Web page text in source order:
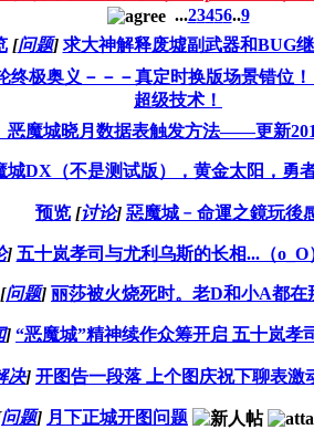
...23456..9
[问题] 求大神解释废墟副武器和BUG
终极奥义－－－真定时换版场景错位
超级技术！
恶魔城晓月数据表触发方法——更新
城DX（不是测试版），黄金太阳，勇
预览 [讨论] 惡魔城﹣命運之鏡玩後
] 五十岚孝司与尤利乌斯的长相...（o_O
[问题] 丽莎被火烧死时。老D和小A都在
] “恶魔城”精神续作众筹开启 五十岚孝
决] 开图告一段落 上个图庆祝下聊表激
问题] 月下正城开图问题